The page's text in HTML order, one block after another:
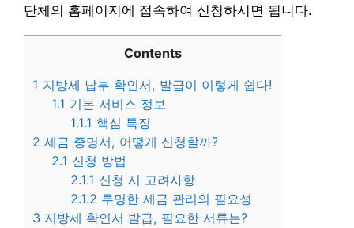
단체의 홈페이지에 접속하여 신청하시면 됩니다.
Contents
1 지방세 납부 확인서, 발급이 이렇게 쉽다!
1.1 기본 서비스 정보
1.1.1 핵심 특징
2 세금 증명서, 어떻게 신청할까?
2.1 신청 방법
2.1.1 신청 시 고려사항
2.1.2 투명한 세금 관리의 필요성
3 지방세 확인서 발급, 필요한 서류는?